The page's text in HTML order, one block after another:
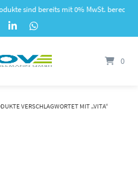
bereits mit 0% MwSt. berechnet.
0
VERSCHLAGWORTET MIT „VITA“